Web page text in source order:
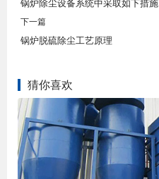
锅炉除尘设备系统中采取如下措施
下一篇
锅炉脱硫除尘工艺原理
猜你喜欢